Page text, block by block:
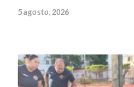
5 agosto, 2026